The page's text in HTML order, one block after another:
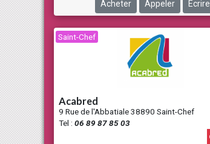
Acheter Appeler Ecrire
Saint-Chef
acabred
9 Rue de l'Abbatiale 38890 Saint-Chef
Tel : 06 89 87 85 03